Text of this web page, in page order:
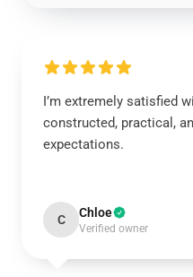
I’m extremely satisfied
constructed, practical,
expectations.
C Chloe
Verified owner